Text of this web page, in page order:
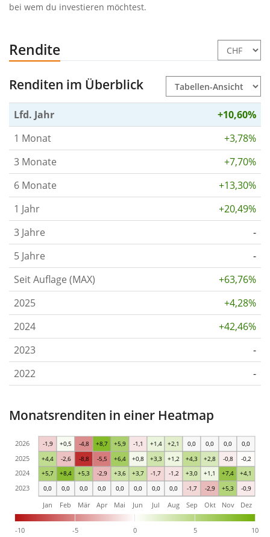
bei wem du investieren möchtest.
Rendite
Renditen im Überblick
Lfd. Jahr
+10,60%
1 Monat
+3,78%
3 Monate
+7,70%
6 Monate
+13,30%
1 Jahr
+20,49%
3 Jahre
-
5 Jahre
-
Seit Auflage (MAX)
+63,76%
2025
+4,28%
2024
+42,46%
2023
-
2022
-
Monatsrenditen in einer Heatmap
0,0 0,0 0,0 0,0 0,0 0,0 0,0 0,0 -1,7 -2,9 +5,3 -0,9
+5,7 +8,4 +5,3 -2,9 +3,6 +3,7 -1,7 -1,2 +3,0 +1,1 +7,4 +4,1
+4,4 -2,6 -8,8 -5,5 +6,4 +0,8 +3,3 +1,2 +4,3 +2,8 -0,8 -0,2
-1,9 +0,5 -4,8 +8,7 +5,9 -1,1 +1,4 +2,1 0,0 0,0 0,0 0,0
-10 -5 0 5 10
Jan Feb Mär Apr Mai Jun Jul Aug Sep Okt Nov Dez
2023
2024
2025
2026